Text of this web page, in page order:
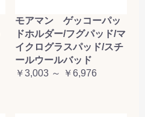
モアマン ゲッコーパッ
ドホルダー/フグパッド/マ
イクログラスパッド/スチ
ールウールバッド
￥3,003 ～ ￥6,976